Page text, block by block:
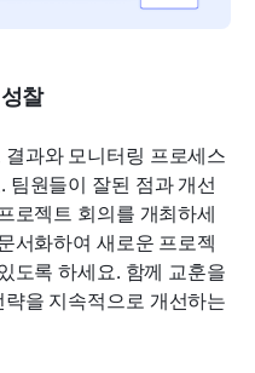
찰
과와 모니터링 프로세스
팀원들이 잘된 점과 개선
로젝트 회의를 개최하세
서화하여 새로운 프로젝
도록 하세요. 함께 교훈을
을 지속적으로 개선하는